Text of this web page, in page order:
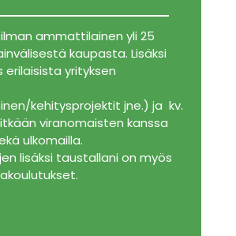
ammattilainen yli 25
kaupasta. Lisäksi
erilaisista yrityksen
kehitysprojektit jne.) ja kv.
viranomaisten kanssa
ulkomailla.
lisäksi taustallani on myös